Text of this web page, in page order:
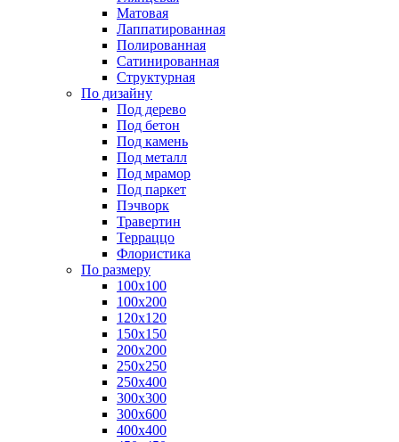
Матовая
Лаппатированная
Полированная
Сатинированная
Структурная
По дизайну
Под дерево
Под бетон
Под камень
Под металл
Под мрамор
Под паркет
Пэчворк
Травертин
Терраццо
Флористика
По размеру
100х100
100х200
120х120
150х150
200х200
250х250
250х400
300х300
300х600
400х400